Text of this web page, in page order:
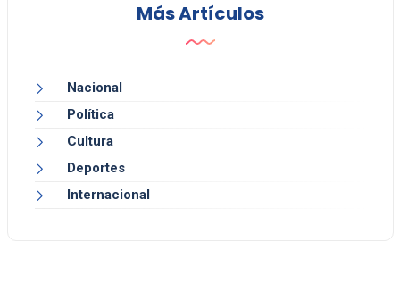
Más Artículos
Nacional
Política
Cultura
Deportes
Internacional